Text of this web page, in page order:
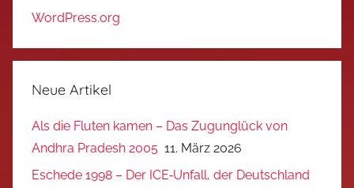
WordPress.org
Neue Artikel
Als die Fluten kamen – Das Zugunglück von
Andhra Pradesh 2005 11. März 2026
Eschede 1998 – Der ICE‑Unfall, der Deutschland